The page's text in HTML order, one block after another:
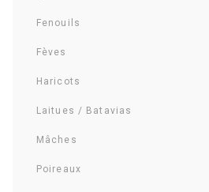
Fenouils
Fèves
Haricots
Laitues / Batavias
Mâches
Poireaux